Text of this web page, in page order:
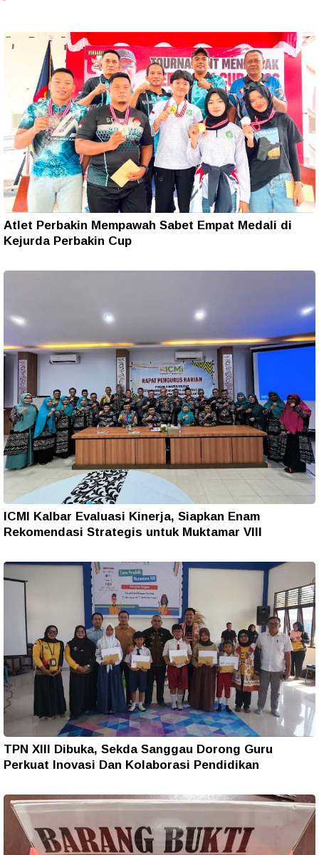
Atlet Perbakin Mempawah Sabet Empat Medali di
Kejurda Perbakin Cup
ICMI Kalbar Evaluasi Kinerja, Siapkan Enam
Rekomendasi Strategis untuk Muktamar VIII
TPN XIII Dibuka, Sekda Sanggau Dorong Guru
Perkuat Inovasi Dan Kolaborasi Pendidikan